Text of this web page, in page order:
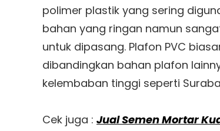
polimer plastik yang sering
bahan yang ringan namun
untuk dipasang. Plafon PVC
dibandingkan bahan plafon
kelembaban tinggi seperti
Cek juga : Jual Semen Mortar